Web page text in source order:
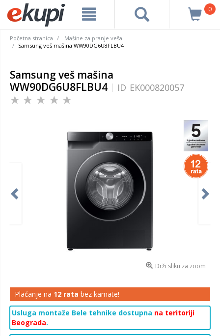
0
Početna stranica
Mašine za pranje veša
Samsung veš mašina WW90DG6U8FLBU4
Samsung veš mašina
WW90DG6U8FLBU4
ID EK000820057
Drži sliku za zoom
Plaćanje na 12 rata bez kamate!
Usluga montaže Bele tehnike dostupna na teritoriji
Beograda.